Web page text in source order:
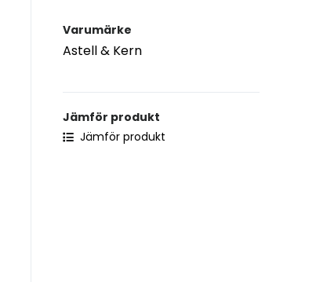
Varumärke
Astell & Kern
Jämför produkt
Jämför produkt